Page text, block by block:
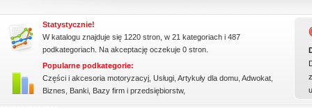
Statystycznie!
W katalogu znajduje się 1220 stron, w 21 kategoriach i 487
podkategoriach. Na akceptację oczekuje 0 stron.
Popularne podkategorie:
Części i akcesoria motoryzacyj Usługi Artykuły dla domu Adwokat
Biznes
Banki Bazy firm i przedsiębiorstw,